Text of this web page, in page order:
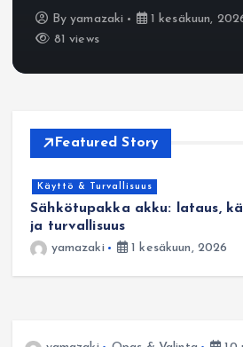
Byyamazaki 1 kesäkuun,
81 views
Featured Story
Käyttö & Turvallisuus
Sähkötupakka akku: lataus,
ja turvallisuus
yamazaki 1 kesäkuun, 2026